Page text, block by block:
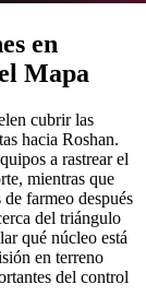
en
Mapa
cubrir las
hacia Roshan.
a rastrear el
mientras que
farmeo después
del triángulo
qué núcleo está
en terreno
del control